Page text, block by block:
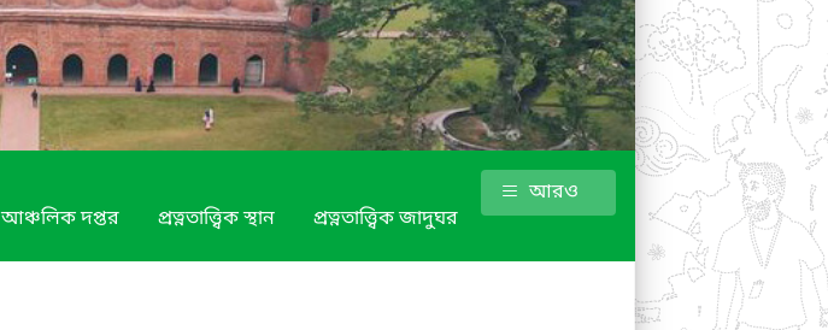
আঞ্চলিক দপ্তর প্রত্নতাত্ত্বিক স্থান প্রত্নতাত্ত্বিক জাদুঘর
আরও